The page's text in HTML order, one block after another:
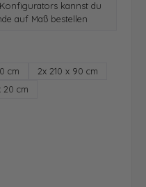
kannst du
auf Maß bestellen
cm
2x 210 x 90 cm
20 cm